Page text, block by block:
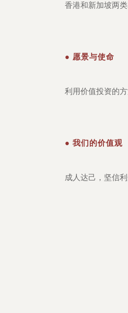
香港和新加坡两类
● 愿景与使命
利用价值投资的
● 我们的价值观
成人达己，坚信